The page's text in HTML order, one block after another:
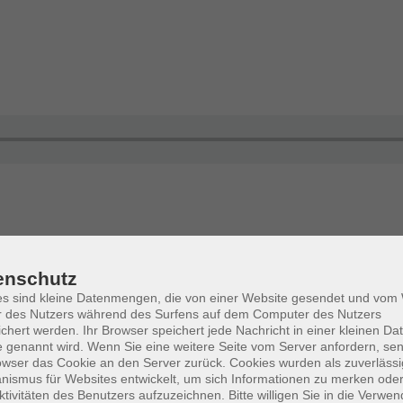
sind kleine Datenmengen, die von einer Website gesendet und vom
des Nutzers während des Surfens auf dem Computer des Nutzers
werden. Ihr Browser speichert jede Nachricht in einer kleinen
genannt wird. Wenn Sie eine weitere Seite vom Server anfordern,
das Cookie an den Server zurück. Cookies wurden als
für Websites entwickelt, um sich Informationen zu merken
des Benutzers aufzuzeichnen. Bitte willigen Sie in die